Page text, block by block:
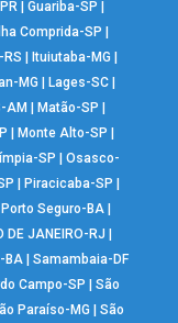
| Guariba-SP
Ilha Comprida-SP
RS Ituiutaba-MG
MG Lages-SC|
AM Matão-SP
Monte Alto-SP
SP |Osasco-
Piracicaba-SP
Porto Seguro-BA
DE JANEIRO-RJ
BA| Samambaia-DF
Campo-SP |São
Paraíso-MG |São